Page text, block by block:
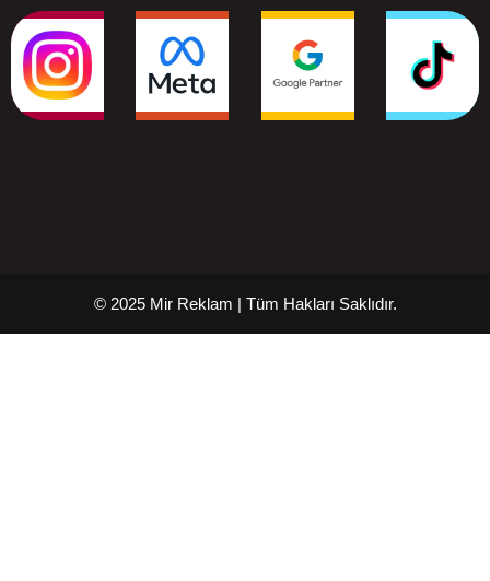
© 2025 Mir Reklam | Tüm Hakları Saklıdır.